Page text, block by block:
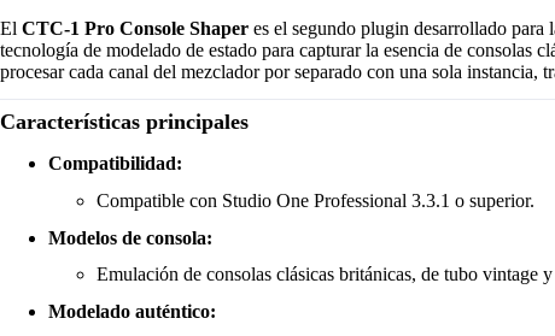
El CTC-1 Pro Console Shaper es el segundo plugin desarrollado
tecnología de modelado de estado para capturar la esencia de
procesar cada canal del mezclador por separado con una sola
Características principales
Compatibilidad:
Compatible con Studio One Professional 3.3.1 o superior.
Modelos de consola:
Emulación de consolas clásicas británicas, de tubo vintage
Modelado auténtico: